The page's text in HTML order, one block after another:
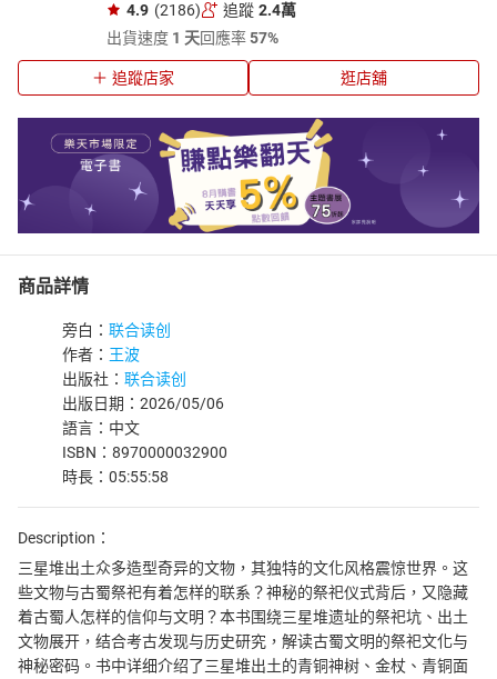
4.9 (2186) 追蹤 2.4萬
出貨速度 1 天回應率57%
追蹤店家 逛店舖
商品詳情
旁白： 联合读创
作者： 王波
出版社： 联合读创
出版日期：2026/05/06
語言：中文
ISBN：8970000032900
時長：05:55:58
Description：
三星堆出土众多造型奇异的文物，其独特的文化风格震惊世界。这
些文物与古蜀祭祀有着怎样的联系？神秘的祭祀仪式背后，又隐藏
着古蜀人怎样的信仰与文明？本书围绕三星堆遗址的祭祀坑、出土
文物展开，结合考古发现与历史研究，解读古蜀文明的祭祀文化与
神秘密码。书中详细介绍了三星堆出土的青铜神树、金杖、青铜面